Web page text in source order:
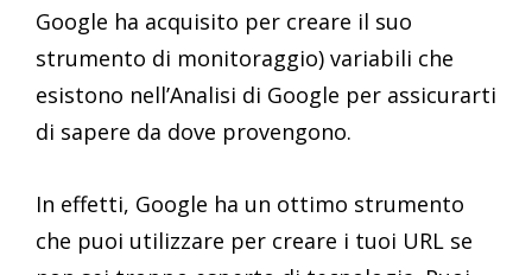
Google ha acquisito per creare il suo
strumento di monitoraggio) variabili che
esistono nell’Analisi di Google per assicurarti
di sapere da dove provengono.
In effetti, Google ha un ottimo strumento
che puoi utilizzare per creare i tuoi URL se